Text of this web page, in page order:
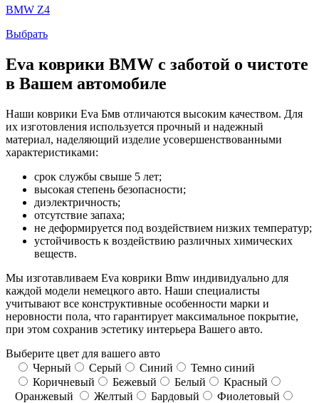
BMW Z4
Выбрать
Eva коврики BMW с заботой о чистоте
в Вашем автомобиле
Наши коврики Eva Бмв отличаются высоким качеством. Для
их изготовления используется прочный и надежный
материал, наделяющий изделие усовершенствованными
характеристиками:
срок службы свыше 5 лет;
высокая степень безопасности;
диэлектричность;
отсутствие запаха;
не деформируется под воздействием низких температур;
устойчивость к воздействию различных химических
веществ.
Мы изготавливаем Eva коврики Bmw индивидуально для
каждой модели немецкого авто. Наши специалисты
учитывают все конструктивные особенности марки и
неровности пола, что гарантирует максимальное покрытие,
при этом сохранив эстетику интерьера Вашего авто.
Выберите цвет для вашего авто
Черный
Серый Синий
Темно синий
Коричневый
Бежевый Белый
Красный
Оранжевый
Желтый Бардовый
Фиолетовый